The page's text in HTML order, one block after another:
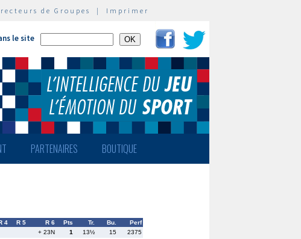
de Groupes | Imprimer
le site
PARTENAIRES BOUTIQUE
4 R 5 R 6 Pts Tr. Bu.
Perf
+ 23N 1 13½ 15
2375